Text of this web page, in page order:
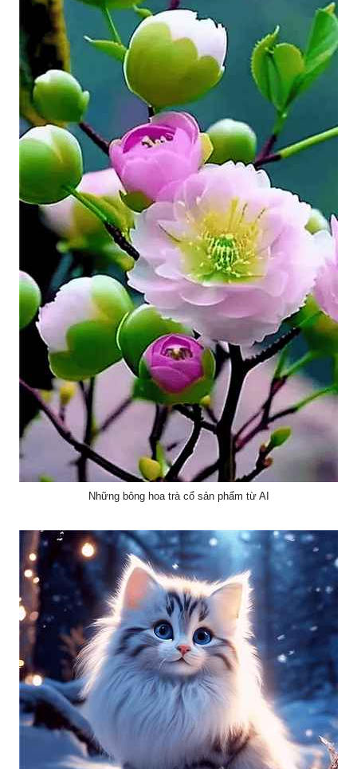
Những bông hoa trà cổ sản phẩm từ AI